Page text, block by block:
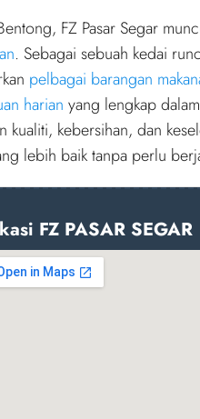
FZ Pasar Segar
. Sebagai sebuah kedai
pelbagai barangan
harian yang lengkap
kebersihan, dan
lebih baik tanpa perlu
FZ PASAR SEGAR